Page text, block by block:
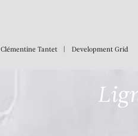
Clémentine Tantet Development Grid